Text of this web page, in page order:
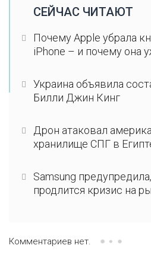
СЕЙЧАС ЧИТАЮТ
Почему Apple убрала
iPhone – и почему она
Украина объявила
Билли Джин Кинг
Дрон атаковал
хранилище СПГ в
Samsung
продлится кризис на
Комментариев нет.